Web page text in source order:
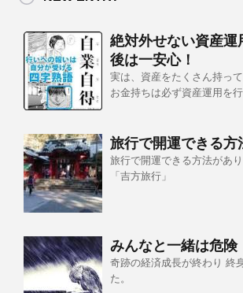
絶対外せない資産運
後は一安心！
実は、資産をたくさん持っ
お金持ちは必ず資産運用を
旅行で開運できる方
旅行で開運できる方法があ
「吉方旅行」
みんなと一緒は危険
奇跡の経済成長が終わり 終
た。